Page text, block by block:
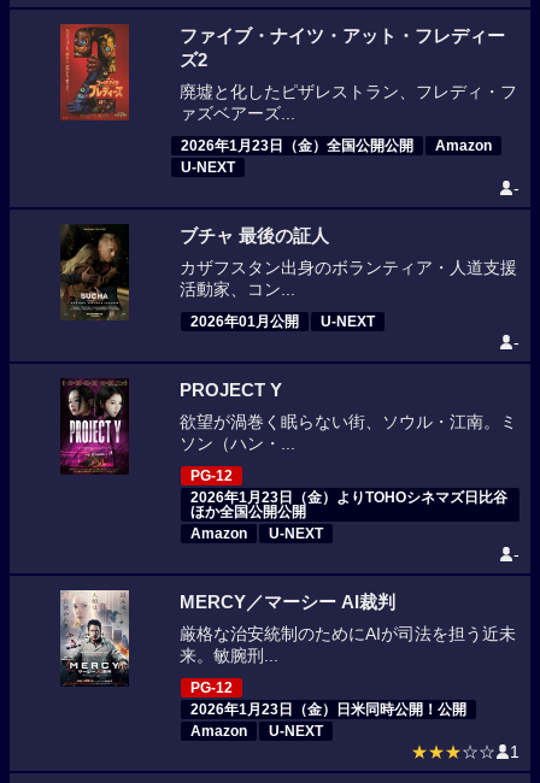
ファイブ・ナイツ・アット・フレディー
ズ2
廃墟と化したピザレストラン、フレディ・フ
ァズベアーズ...
2026年1月23日（金）全国公開公開
Amazon
U-NEXT
-
ブチャ 最後の証人
カザフスタン出身のボランティア・人道支援
活動家、コン...
2026年01月公開 U-NEXT
-
PROJECT Y
欲望が渦巻く眠らない街、ソウル・江南。ミ
ソン（ハン・...
PG-12
2026年1月23日（金）よりTOHOシネマズ日比谷
ほか全国公開公開
Amazon
U-NEXT
-
MERCY／マーシー AI裁判
厳格な治安統制のためにAIが司法を担う近未
来。敏腕刑...
PG-12
2026年1月23日（金）日米同時公開！公開
Amazon
U-NEXT
★★★☆☆ 1